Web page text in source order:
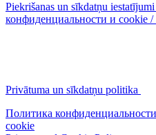
Piekrišanas un sīkdatņu
конфиденциальности и cookie /
Privātuma un sīkdatņu politika
Политика
cookie